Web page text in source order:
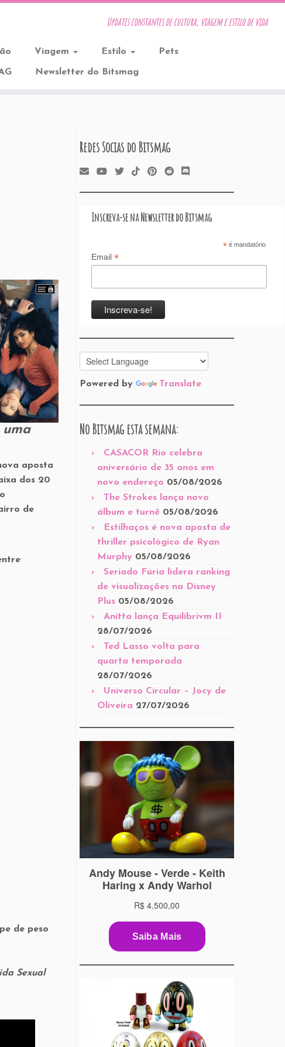
Updates constantes de cultura, viagem e estilo de vida
Viagem Estilo Pets
Newsletter do Bitsmag
aposta
dos 20
de
de peso
Sexual
Redes Socias do Bitsmag
Inscreva-se na Newsletter do Bitsmag
*é mandatório
Email *
Powered by Translate
No Bitsmag esta semana:
CASACOR Rio celebra
aniversário de 35 anos em
novo endereço 05/08/2026
The Strokes lança novo
álbum e turnê 05/08/2026
Estilhaços é nova aposta de
thriller psicológico de Ryan
Murphy 05/08/2026
Seriado Fúria lidera ranking
de visualizações na Disney
Plus 05/08/2026
Anitta lança Equilibrivm II
28/07/2026
Ted Lasso volta para
quarta temporada
28/07/2026
Universo Circular – Jocy de
Oliveira 27/07/2026